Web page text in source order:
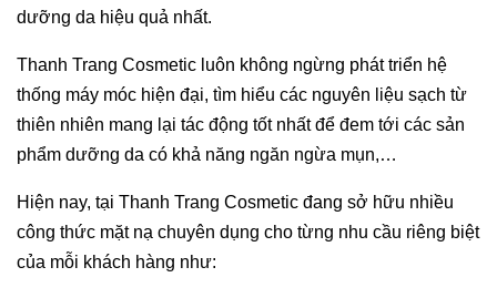
dưỡng da hiệu quả nhất.
Thanh Trang Cosmetic luôn không ngừng phát triển hệ
thống máy móc hiện đại, tìm hiểu các nguyên liệu sạch từ
thiên nhiên mang lại tác động tốt nhất để đem tới các sản
phẩm dưỡng da có khả năng ngăn ngừa mụn,…
Hiện nay, tại Thanh Trang Cosmetic đang sở hữu nhiều
công thức mặt nạ chuyên dụng cho từng nhu cầu riêng biệt
của mỗi khách hàng như: